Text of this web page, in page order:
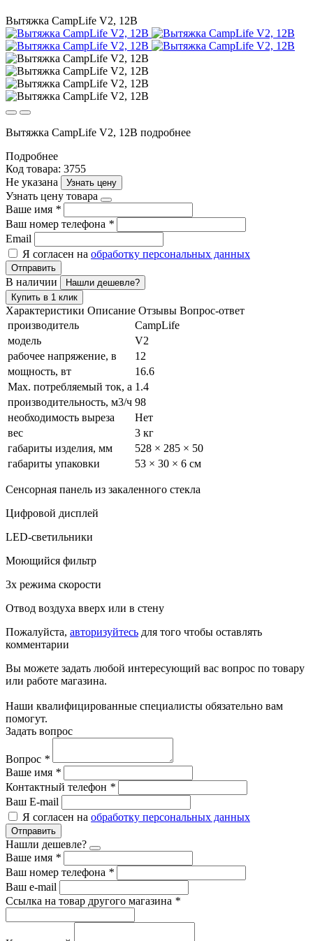
Вытяжка CampLife V2, 12В
Вытяжка CampLife V2, 12В подробнее
Подробнее
Код товара: 3755
Не указана
Узнать цену
Узнать цену товара
Ваше имя *
Ваш номер телефона *
Email
Я согласен на обработку персональных данных
Отправить
В наличии
Нашли дешевле?
Купить в 1 клик
Характеристики Описание Отзывы Вопрос-ответ
производитель
CampLife
модель
V2
рабочее напряжение, в
12
мощность, вт
16.6
Max. потребляемый ток, a 1.4
производительность, м3/ч 98
необходимость выреза
Нет
вес
3 кг
габариты изделия, мм
528 × 285 × 50
габариты упаковки
53 × 30 × 6 см
Сенсорная панель из закаленного стекла
Цифровой дисплей
LED-светильники
Моющийся фильтр
3х режима скорости
Отвод воздуха вверх или в стену
Пожалуйста, авторизуйтесь для того чтобы оставлять
комментарии
Вы можете задать любой интересующий вас вопрос по товару
или работе магазина.
Наши квалифицированные специалисты обязательно вам
помогут.
Задать вопрос
Вопрос *
Ваше имя *
Контактный телефон *
Ваш E-mail
Я согласен на обработку персональных данных
Отправить
Нашли дешевле?
Ваше имя *
Ваш номер телефона *
Ваш e-mail
Ссылка на товар другого магазина *